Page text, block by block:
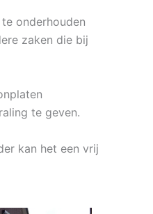
onderhouden
zaken die bij
te geven.
kan het een vrij